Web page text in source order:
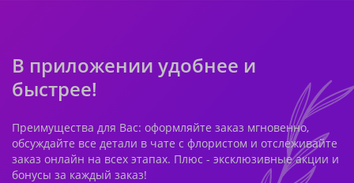
В приложении удобнее и
быстрее!
Преимущества для Вас: оформляйте заказ мгновенно,
обсуждайте все детали в чате с флористом и отслеживайте
заказ онлайн на всех этапах. Плюс - эксклюзивные акции и
бонусы за каждый заказ!